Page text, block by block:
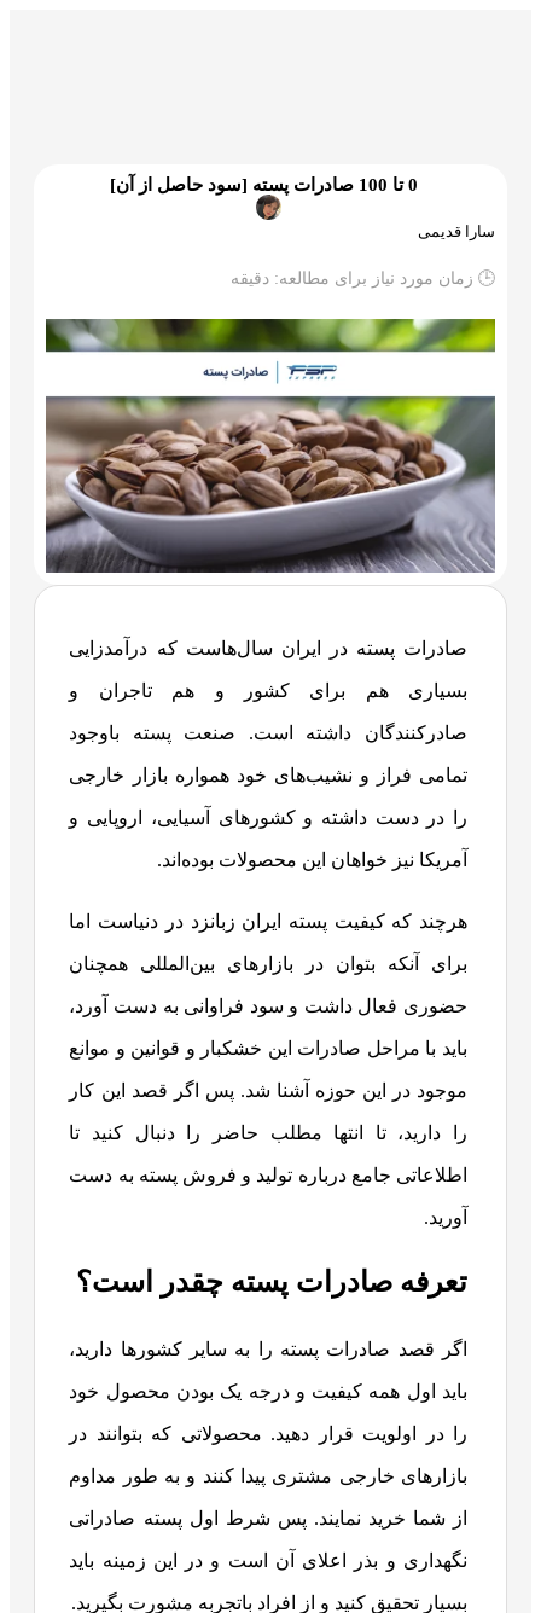
0 تا 100 صادرات پسته [سود حاصل از آن]
سارا قدیمی
🕒 زمان مورد نیاز برای مطالعه: دقیقه
صادرات پسته در ایران سال‌هاست که درآمدزایی
بسیاری هم برای کشور و هم تاجران و
صادرکنندگان داشته است. صنعت پسته باوجود
تمامی فراز و نشیب‌های خود همواره بازار خارجی
را در دست داشته و کشورهای آسیایی، اروپایی و
آمریکا نیز خواهان این محصولات بوده‌اند.
هرچند که کیفیت پسته ایران زبانزد در دنیاست اما
برای آنکه بتوان در بازارهای بین‌المللی همچنان
حضوری فعال داشت و سود فراوانی به دست آورد،
باید با مراحل صادرات این خشکبار و قوانین و موانع
موجود در این حوزه آشنا شد. پس اگر قصد این کار
را دارید، تا انتها مطلب حاضر را دنبال کنید تا
اطلاعاتی جامع درباره تولید و فروش پسته به دست
آورید.
تعرفه صادرات پسته چقدر است؟
اگر قصد صادرات پسته را به سایر کشورها دارید،
باید اول همه کیفیت و درجه یک بودن محصول خود
را در اولویت قرار دهید. محصولاتی که بتوانند در
بازارهای خارجی مشتری پیدا کنند و به طور مداوم
از شما خرید نمایند. پس شرط اول پسته صادراتی
نگهداری و بذر اعلای آن است و در این زمینه باید
بسیار تحقیق کنید و از افراد باتجربه مشورت بگیرید.